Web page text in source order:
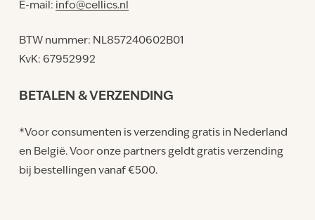
E-mail: info@cellics.nl
BTW nummer: NL857240602B01
KvK: 67952992
BETALEN & VERZENDING
*Voor consumenten is verzending gratis in Nederland
en België. Voor onze partners geldt gratis verzending
bij bestellingen vanaf €500.